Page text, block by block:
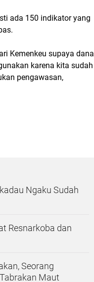
ada 150 indikator yang
Kemenkeu supaya dana
karena kita sudah
pengawasan,
Ngaku Sudah
Resnarkoba dan
Seorang
Maut